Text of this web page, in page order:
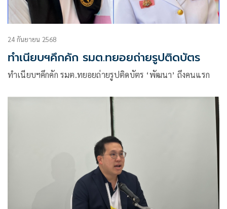
24 กันยายน 2568
ทำเนียบฯคึกคัก รมต.ทยอยถ่ายรูปติดบัตร
ทำเนียบฯคึกคัก รมต.ทยอยถ่ายรูปติดบัตร ‘พัฒนา’ ถึงคนแรก